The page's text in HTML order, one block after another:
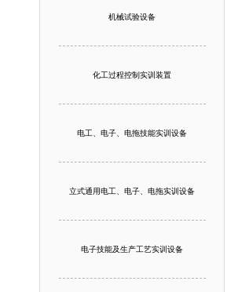
机械试验设备
化工过程控制实训装置
电工、电子、电拖技能实训设备
立式通用电工、电子、电拖实训设备
电子技能及生产工艺实训设备